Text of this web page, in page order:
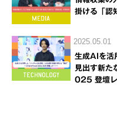
掛ける「認
2025.05.01
生成AIを活
見出す新
025 登壇レ